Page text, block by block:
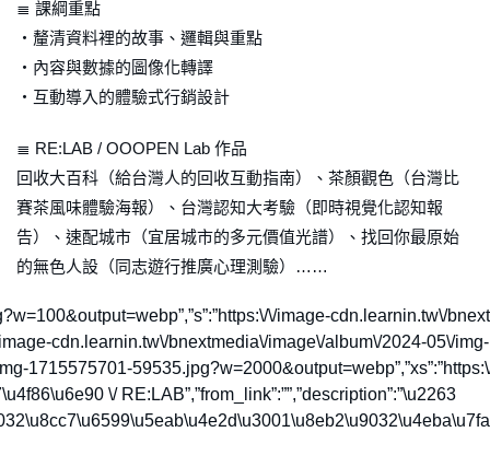
≣ 課綱重點
・釐清資料裡的故事、邏輯與重點
・內容與數據的圖像化轉譯
・互動導入的體驗式行銷設計
≣ RE:LAB / OOOPEN Lab 作品
回收大百科（給台灣人的回收互動指南）、茶顏觀色（台灣比
賽茶風味體驗海報）、台灣認知大考驗（即時視覺化認知報
告）、速配城市（宜居城市的多元價值光譜）、找回你最原始
的無色人設（同志遊行推廣心理測驗）……
\/image-
cdn.learnin.tw\/bnextmedia\/image\/album\/2024-
\/ RE:LAB”,”from_link”:””,”description”:”\u2263